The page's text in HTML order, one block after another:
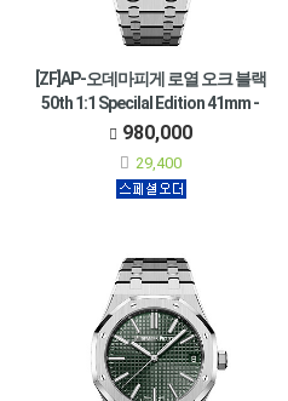
[ZF]AP-오데마피게 로열 오크 블랙
50th 1:1 Specilal Edition 41mm -
15510ST.OO.1320ST.07
980,000
29,400